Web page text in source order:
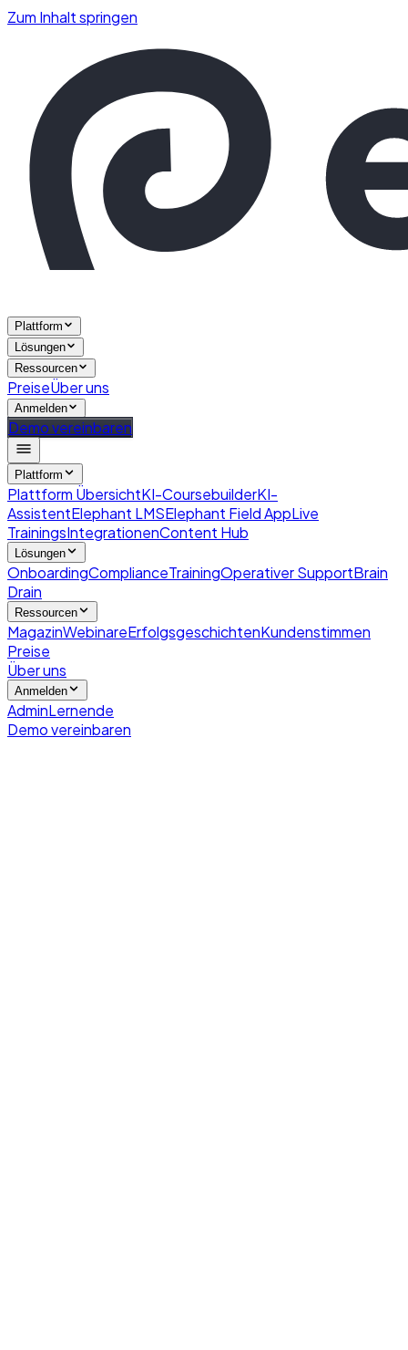
Zum Inhalt springen
Plattform
Lösungen
Ressourcen
PreiseÜber uns
Anmelden
Demo vereinbaren
Plattform
Plattform ÜbersichtKI-CoursebuilderKI-
AssistentElephant LMSElephant Field AppLive
TrainingsIntegrationenContent Hub
Lösungen
OnboardingComplianceTrainingOperativer SupportBrain
Drain
Ressourcen
MagazinWebinareErfolgsgeschichtenKundenstimmen
Preise
Über uns
Anmelden
AdminLernende
Demo vereinbaren